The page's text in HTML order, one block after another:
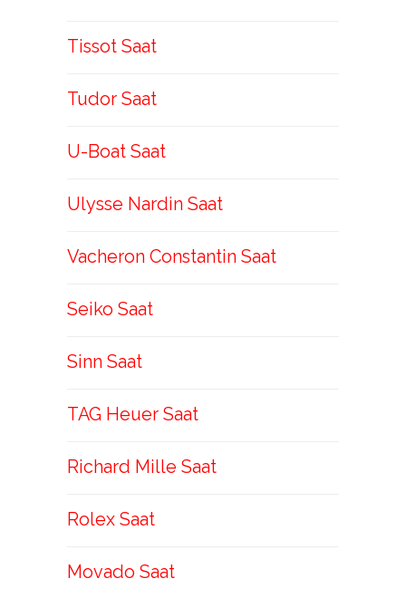
Tissot Saat
Tudor Saat
U-Boat Saat
Ulysse Nardin Saat
Vacheron Constantin Saat
Seiko Saat
Sinn Saat
TAG Heuer Saat
Richard Mille Saat
Rolex Saat
Movado Saat